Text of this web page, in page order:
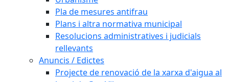
Pla de mesures antifrau
Plans i altra normativa municipal
Resolucions administratives i judicials
rellevants
Anuncis / Edictes
Projecte de renovació de la xarxa d'aigua al